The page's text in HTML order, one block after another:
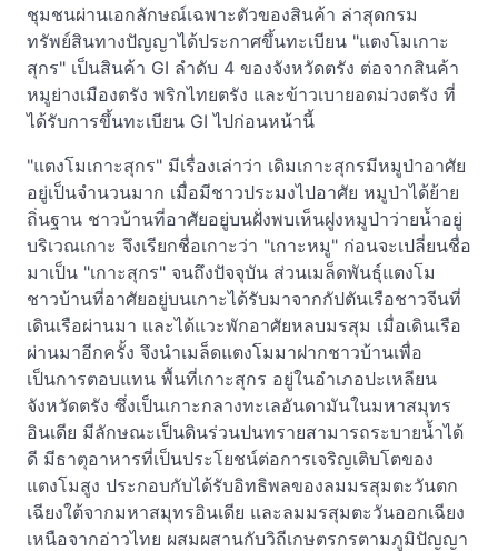
ชุมชนผ่านเอกลักษณ์เฉพาะตัวของสินค้า ล่าสุดกรม
ทรัพย์สินทางปัญญาได้ประกาศขึ้นทะเบียน "แตงโมเกาะ
สุกร" เป็นสินค้า GI ลำดับ 4 ของจังหวัดตรัง ต่อจากสินค้า
หมูย่างเมืองตรัง พริกไทยตรัง และข้าวเบายอดม่วงตรัง ที่
ได้รับการขึ้นทะเบียน GI ไปก่อนหน้านี้
"แตงโมเกาะสุกร" มีเรื่องเล่าว่า เดิมเกาะสุกรมีหมูป่าอาศัย
อยู่เป็นจำนวนมาก เมื่อมีชาวประมงไปอาศัย หมูป่าได้ย้าย
ถิ่นฐาน ชาวบ้านที่อาศัยอยู่บนฝั่งพบเห็นฝูงหมูป่าว่ายน้ำอยู่
บริเวณเกาะ จึงเรียกชื่อเกาะว่า "เกาะหมู" ก่อนจะเปลี่ยนชื่อ
มาเป็น "เกาะสุกร" จนถึงปัจจุบัน ส่วนเมล็ดพันธุ์แตงโม
ชาวบ้านที่อาศัยอยู่บนเกาะได้รับมาจากกัปตันเรือชาวจีนที่
เดินเรือผ่านมา และได้แวะพักอาศัยหลบมรสุม เมื่อเดินเรือ
ผ่านมาอีกครั้ง จึงนำเมล็ดแตงโมมาฝากชาวบ้านเพื่อ
เป็นการตอบแทน พื้นที่เกาะสุกร อยู่ในอำเภอปะเหลียน
จังหวัดตรัง ซึ่งเป็นเกาะกลางทะเลอันดามันในมหาสมุทร
อินเดีย มีลักษณะเป็นดินร่วนปนทรายสามารถระบายน้ำได้
ดี มีธาตุอาหารที่เป็นประโยชน์ต่อการเจริญเติบโตของ
แตงโมสูง ประกอบกับได้รับอิทธิพลของลมมรสุมตะวันตก
เฉียงใต้จากมหาสมุทรอินเดีย และลมมรสุมตะวันออกเฉียง
เหนือจากอ่าวไทย ผสมผสานกับวิถีเกษตรกรตามภูมิปัญญา